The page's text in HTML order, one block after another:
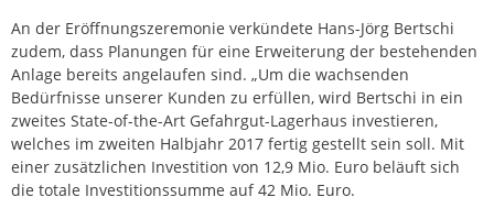
An der Eröffnungszeremonie verkündete Hans-Jörg Bertschi
zudem, dass Planungen für eine Erweiterung der bestehenden
Anlage bereits angelaufen sind. „Um die wachsenden
Bedürfnisse unserer Kunden zu erfüllen, wird Bertschi in ein
zweites State-of-the-Art Gefahrgut-Lagerhaus investieren,
welches im zweiten Halbjahr 2017 fertig gestellt sein soll. Mit
einer zusätzlichen Investition von 12,9 Mio. Euro beläuft sich
die totale Investitionssumme auf 42 Mio. Euro.